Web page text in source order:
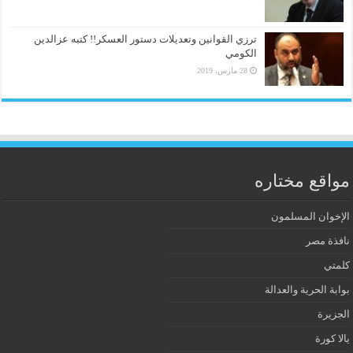
ترزي القوانين وتعديلات دستور العسكر!! كتبه عزالدين
الكومي
28 مارس، 2019
مواقع مختاره
الإخوان المسلمون
نافذة مصر
كلمتي
بوابة الحرية والعدالة
الجزيرة
يالا كورة